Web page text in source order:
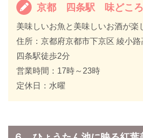
京都 四条駅 味どこ
美味しいお魚と美味しいお酒が楽
住所：京都府京都市下京区 綾小路
四条駅徒歩2分
営業時間：17時～23時
定休日：水曜